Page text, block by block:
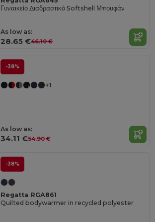
Γυναικείο Διαδραστικό Softshell Μπουφάν
As low as:
28.65 €46.10 €
-38%
+1
As low as:
34.11 €54.90 €
-38%
Regatta RGA861
Quilted bodywarmer in recycled polyester